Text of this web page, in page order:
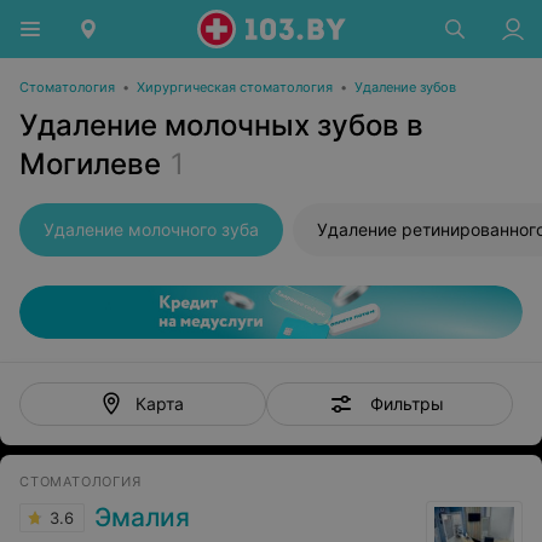
Стоматология • Хирургическая стоматология • Удаление зубов
Удаление молочных зубов в
Могилеве 1
Удаление молочного зуба Удаление
Карта Фильтры
СТОМАТОЛОГИЯ
3.6 Эмалия